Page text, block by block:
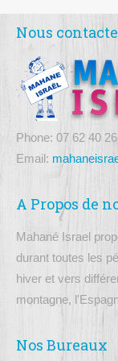
Nous
Phone: 07 62 40
Email:
A Propos de
Mahané Israel
durant toutes les
hiver et vers
montagne,
Nos Bureaux